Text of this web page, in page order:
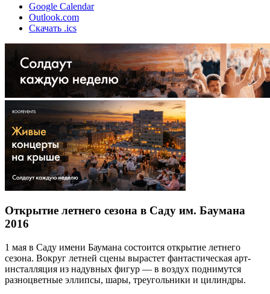
Google Calendar
Outlook.com
Скачать .ics
Открытие летнего сезона в Саду им. Баумана
2016
1 мая в Саду имени Баумана состоится открытие летнего
сезона. Вокруг летней сцены вырастет фантастическая арт-
инсталляция из надувных фигур — в воздух поднимутся
разноцветные эллипсы, шары, треугольники и цилиндры.